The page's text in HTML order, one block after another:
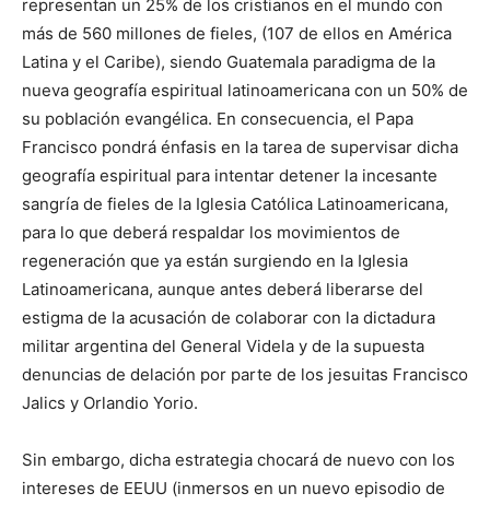
representan un 25% de los cristianos en el mundo con
más de 560 millones de fieles, (107 de ellos en América
Latina y el Caribe), siendo Guatemala paradigma de la
nueva geografía espiritual latinoamericana con un 50% de
su población evangélica. En consecuencia, el Papa
Francisco pondrá énfasis en la tarea de supervisar dicha
geografía espiritual para intentar detener la incesante
sangría de fieles de la Iglesia Católica Latinoamericana,
para lo que deberá respaldar los movimientos de
regeneración que ya están surgiendo en la Iglesia
Latinoamericana, aunque antes deberá liberarse del
estigma de la acusación de colaborar con la dictadura
militar argentina del General Videla y de la supuesta
denuncias de delación por parte de los jesuitas Francisco
Jalics y Orlandio Yorio.
Sin embargo, dicha estrategia chocará de nuevo con los
intereses de EEUU (inmersos en un nuevo episodio de